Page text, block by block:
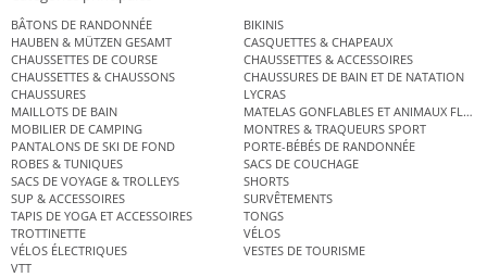
BÂTONS DE RANDONNÉE
BIKINIS
HAUBEN & MÜTZEN GESAMT
CASQUETTES & CHAPEAUX
CHAUSSETTES DE COURSE
CHAUSSETTES & ACCESSOIRES
CHAUSSETTES & CHAUSSONS
CHAUSSURES DE BAIN ET DE NATATION
CHAUSSURES
LYCRAS
MAILLOTS DE BAIN
MATELAS GONFLABLES ET ANIMAUX
MOBILIER DE CAMPING
MONTRES & TRAQUEURS SPORT
PANTALONS DE SKI DE FOND
PORTE-BÉBÉS DE RANDONNÉE
ROBES & TUNIQUES
SACS DE COUCHAGE
SACS DE VOYAGE & TROLLEYS
SHORTS
SUP & ACCESSOIRES
SURVÊTEMENTS
TAPIS DE YOGA ET ACCESSOIRES
TONGS
TROTTINETTE
VÉLOS
VÉLOS ÉLECTRIQUES
VESTES DE TOURISME
VTT